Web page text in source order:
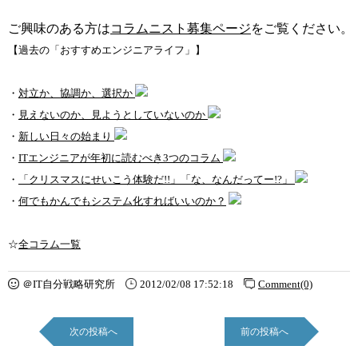
ご興味のある方はコラムニスト募集ページをご覧ください。
【過去の「おすすめエンジニアライフ」】
・ 対立か、協調か、選択か
・ 見えないのか、見ようとしていないのか
・ 新しい日々の始まり
・ ITエンジニアが年初に読むべき3つのコラム
・
「クリスマスにせいこう体験だ!!」「な、なんだってー!?」
・ 何でもかんでもシステム化すればいいのか？
☆全コラム一覧
＠IT自分戦略研究所 2012/02/08 17:52:18 Comment(0)
次の投稿へ 前の投稿へ